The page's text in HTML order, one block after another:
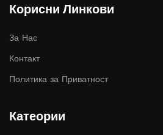
Корисни Линкови
За Нас
Контакт
Политика за Приватност
Катеории